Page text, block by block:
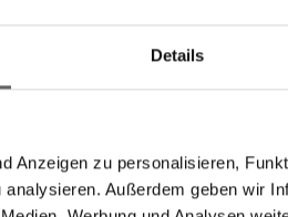
Details
Anzeigen zu personalisieren,
Außerdem geben wir